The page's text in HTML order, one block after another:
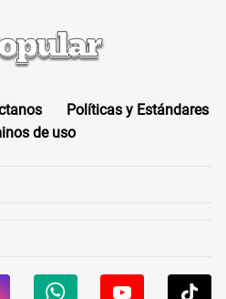
Políticas y Estándares
de uso